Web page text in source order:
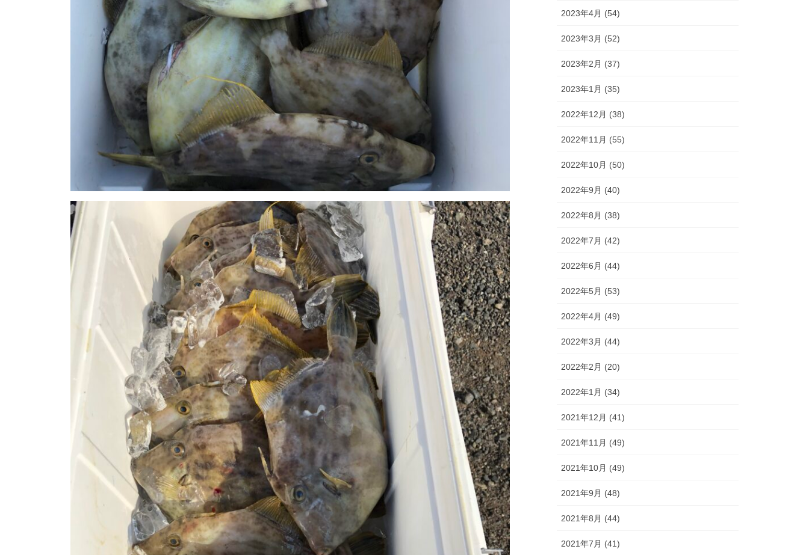
2023年4月 (54)
2023年3月 (52)
2023年2月 (37)
2023年1月 (35)
2022年12月 (38)
2022年11月 (55)
2022年10月 (50)
2022年9月 (40)
2022年8月 (38)
2022年7月 (42)
2022年6月 (44)
2022年5月 (53)
2022年4月 (49)
2022年3月 (44)
2022年2月 (20)
2022年1月 (34)
2021年12月 (41)
2021年11月 (49)
2021年10月 (49)
2021年9月 (48)
2021年8月 (44)
2021年7月 (41)